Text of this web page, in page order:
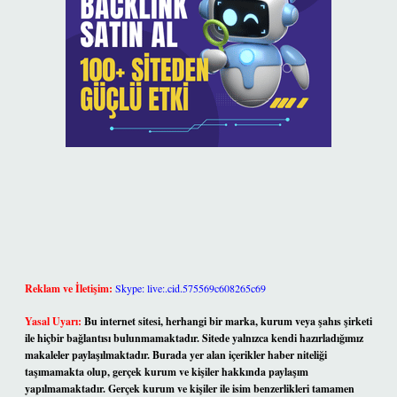
Reklam ve İletişim: Skype: live:.cid.575569c608265c69
Yasal Uyarı: Bu internet sitesi, herhangi bir marka, kurum veya şahıs şirketi
ile hiçbir bağlantısı bulunmamaktadır. Sitede yalnızca kendi hazırladığımız
makaleler paylaşılmaktadır. Burada yer alan içerikler haber niteliği
taşımamakta olup, gerçek kurum ve kişiler hakkında paylaşım
yapılmamaktadır. Gerçek kurum ve kişiler ile isim benzerlikleri tamamen